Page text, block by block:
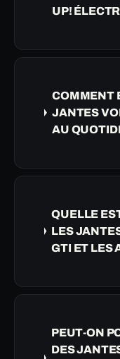
UP!
COMMENT
JANTES
AU
QUELLE
LES
GTI ET LES
PEUT-ON
DES